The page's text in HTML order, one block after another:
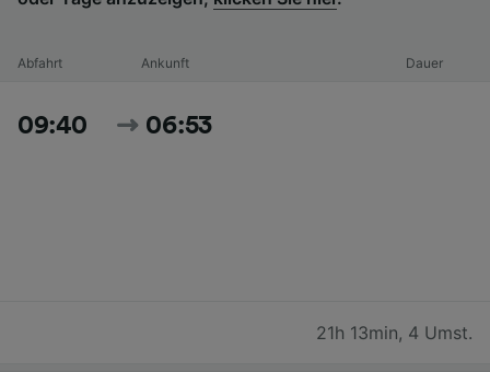
Abfahrt Ankunft Dauer
09:40 06:53
21h 13min, 4 Umst.